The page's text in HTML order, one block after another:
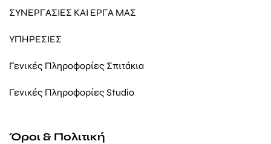
ΣΥΝΕΡΓΑΣΙΕΣ ΚΑΙ ΕΡΓΑ ΜΑΣ
ΥΠΗΡΕΣΙΕΣ
Γενικές Πληροφορίες Σπιτάκια
Γενικές Πληροφορίες Studio
Όροι & Πολιτική